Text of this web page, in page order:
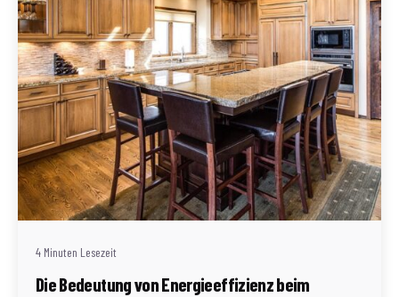
Geschrieben von
Redaktion Immofragen AT
4 Minuten Lesezeit
Die Bedeutung von Energieeffizienz beim